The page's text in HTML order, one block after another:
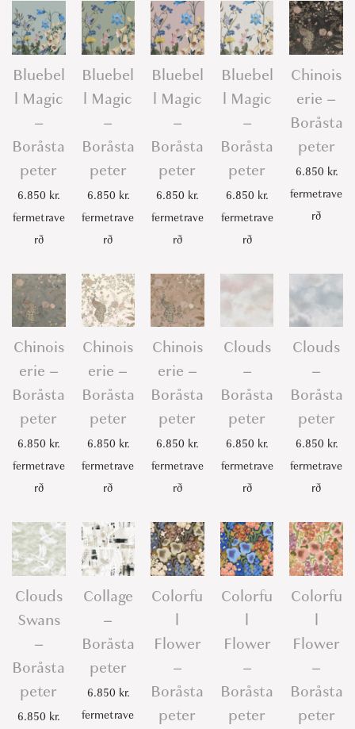
Bluebel
l Magic
–
Boråsta
peter
6.850 kr.
fermetrave
rð
Bluebel
l Magic
–
Boråsta
peter
6.850 kr.
fermetrave
rð
Bluebel
l Magic
–
Boråsta
peter
6.850 kr.
fermetrave
rð
Bluebel
l Magic
–
Boråsta
peter
6.850 kr.
fermetrave
rð
Chinois
erie –
Boråsta
peter
6.850 kr.
fermetrave
rð
Chinois
erie –
Boråsta
peter
6.850 kr.
fermetrave
rð
Chinois
erie –
Boråsta
peter
6.850 kr.
fermetrave
rð
Chinois
erie –
Boråsta
peter
6.850 kr.
fermetrave
rð
Clouds
–
Boråsta
peter
6.850 kr.
fermetrave
rð
Clouds
–
Boråsta
peter
6.850 kr.
fermetrave
rð
Clouds
Swans
–
Boråsta
peter
6.850 kr.
Collage
–
Boråsta
peter
6.850 kr.
fermetrave
Colorfu
l
Flower
–
Boråsta
peter
Colorfu
l
Flower
–
Boråsta
peter
Colorfu
l
Flower
–
Boråsta
peter